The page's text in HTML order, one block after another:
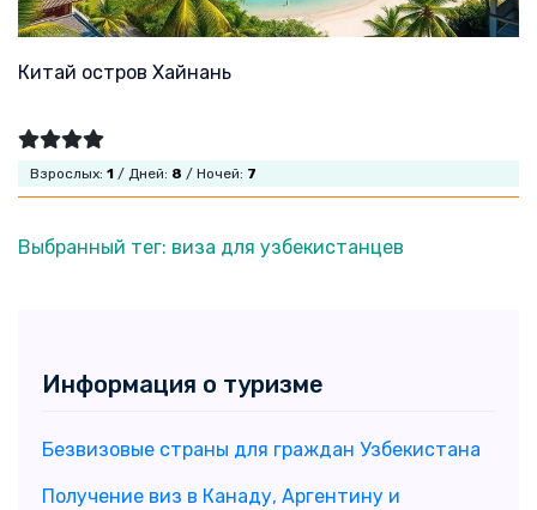
Китай остров Хайнань
Взрослых: 1 / Дней: 8 / Ночей: 7
Выбранный тег: виза для узбекистанцев
Информация о туризме
Безвизовые страны для граждан Узбекистана
Получение виз в Канаду, Аргентину и